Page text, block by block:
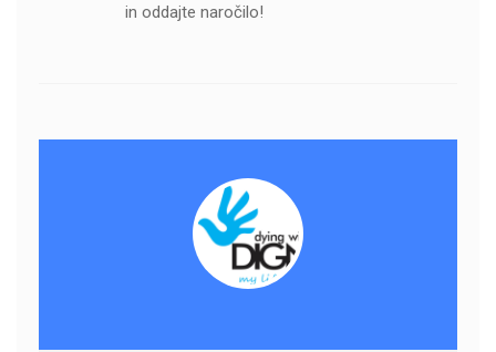
in oddajte naročilo!